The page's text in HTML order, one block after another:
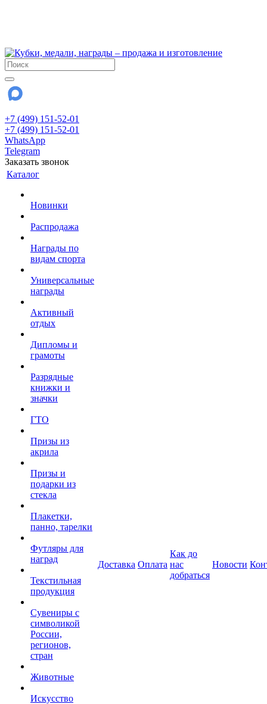
+7 (499) 151-52-01
+7 (499) 151-52-01
WhatsApp
Telegram
Заказать звонок
Каталог
Новинки
Распродажа
Награды по
видам спорта
Универсальные
награды
Активный
отдых
Дипломы и
грамоты
Разрядные
книжки и
значки
ГТО
Призы из
акрила
Призы и
подарки из
стекла
Плакетки,
панно, тарелки
Футляры для
наград
Текстильная
продукция
Сувениры с
символикой
России,
регионов,
стран
Животные
Искусство
Доставка Оплата
Как до
нас
добраться
Новости